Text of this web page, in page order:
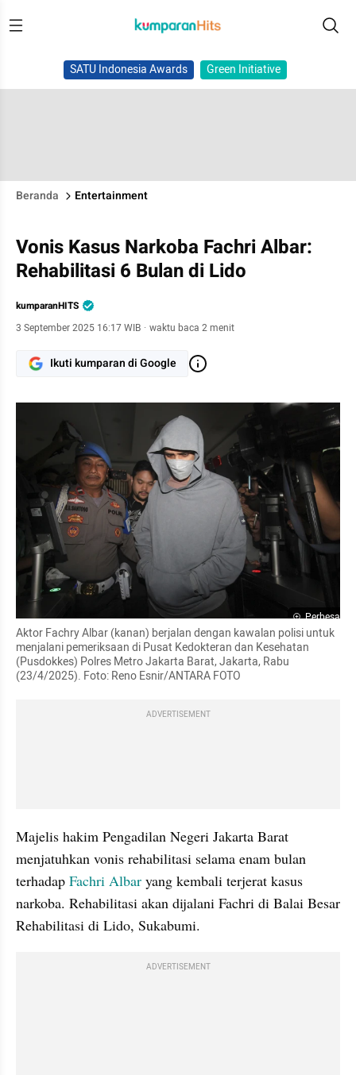
SATU Indonesia Awards Green Initiative
Beranda Entertainment
Vonis Kasus Narkoba Fachri Albar:
Rehabilitasi 6 Bulan di Lido
kumparanHITS
3 September 2025 16:17 WIB · waktu baca 2 menit
Ikuti kumparan di Google
Perbesar
Aktor Fachry Albar (kanan) berjalan dengan kawalan polisi untuk
menjalani pemeriksaan di Pusat Kedokteran dan Kesehatan
(Pusdokkes) Polres Metro Jakarta Barat, Jakarta, Rabu
(23/4/2025). Foto: Reno Esnir/ANTARA FOTO
ADVERTISEMENT
Majelis hakim Pengadilan Negeri Jakarta Barat
menjatuhkan vonis rehabilitasi selama enam bulan
terhadap Fachri Albar yang kembali terjerat kasus
narkoba. Rehabilitasi akan dijalani Fachri di Balai Besar
Rehabilitasi di Lido, Sukabumi.
ADVERTISEMENT